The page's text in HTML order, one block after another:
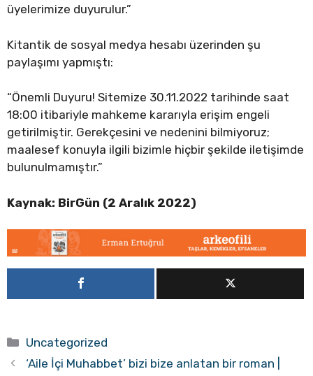
üyelerimize duyurulur.”
Kitantik de sosyal medya hesabı üzerinden şu
paylaşımı yapmıştı:
“Önemli Duyuru! Sitemize 30.11.2022 tarihinde saat
18:00 itibariyle mahkeme kararıyla erişim engeli
getirilmiştir. Gerekçesini ve nedenini bilmiyoruz;
maalesef konuyla ilgili bizimle hiçbir şekilde iletişimde
bulunulmamıştır.”
Kaynak: BirGün (2 Aralık 2022)
Kategoriler
Uncategorized
‘Aile İçi Muhabbet’ bizi bize anlatan bir roman |